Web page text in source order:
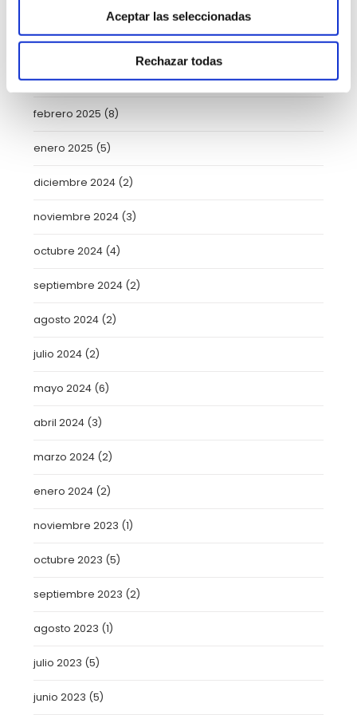
Aceptar las seleccionadas
Rechazar todas
(6)
abril 2025(8)
marzo 2025(8)
febrero 2025 (8)
enero 2025 (5)
diciembre 2024 (2)
noviembre 2024 (3)
octubre 2024 (4)
septiembre 2024 (2)
agosto 2024 (2)
julio 2024 (2)
mayo 2024 (6)
abril 2024 (3)
marzo 2024 (2)
enero 2024 (2)
noviembre 2023 (1)
octubre 2023 (5)
septiembre 2023 (2)
agosto 2023 (1)
julio 2023 (5)
junio 2023 (5)